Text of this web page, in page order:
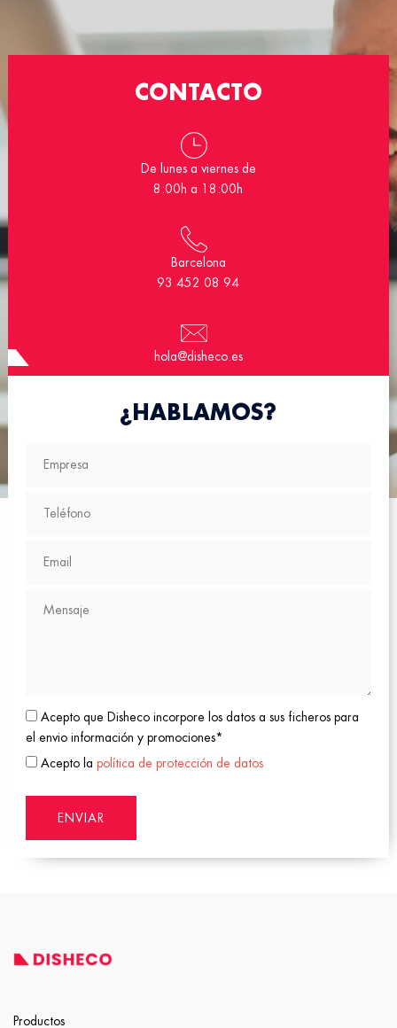
CONTACTO
De lunes a viernes de
8:00h a 18:00h
Barcelona
93 452 08 94
hola@disheco.es
¿HABLAMOS?
Acepto que Disheco incorpore los datos a sus ficheros para
el envio información y promociones*
Acepto la política de protección de datos
Productos